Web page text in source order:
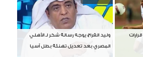
وليد الفراج يوجه رسالة شكر لـ الأهلي
المصري بعد تعديل تهنئة بطل آسيا